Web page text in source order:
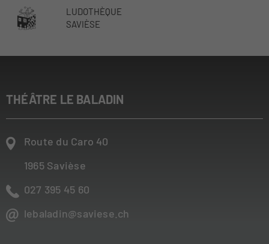
LUDOTHÈQUE
SAVIÈSE
THÉÂTRE LE BALADIN
Route du Caro 40
1965 Savièse
027 395 45 60
lebaladin@saviese.ch